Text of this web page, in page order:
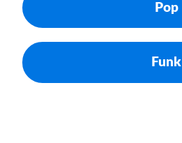
Pop
Funk